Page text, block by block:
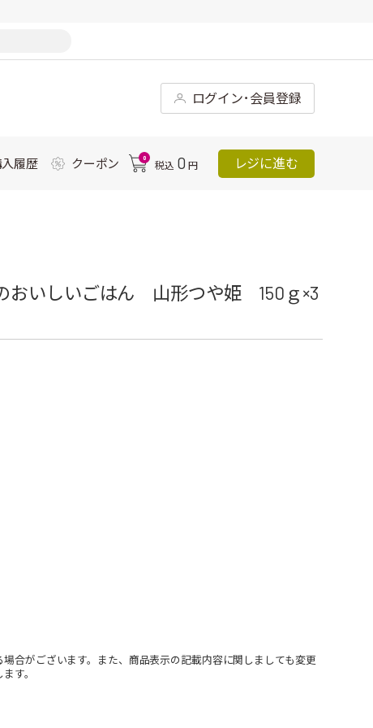
ログイン･会員登録
入履歴 クーポン 0
税込 0 円 レジに進む
おいしいごはん 山形つや姫 150ｇ×3
合がございます。また、商品表示の記載内容に関しましても変更
す。